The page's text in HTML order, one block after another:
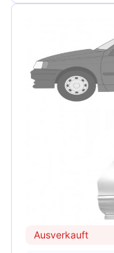
Ausverkauft